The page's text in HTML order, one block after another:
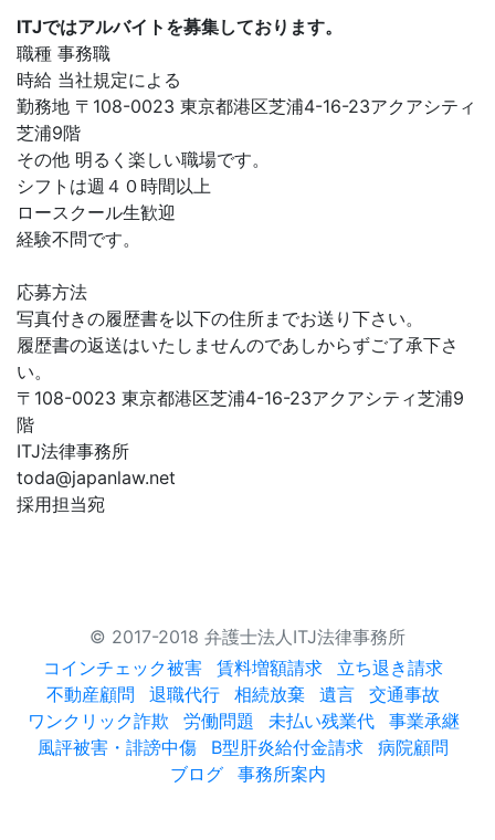
ITJではアルバイトを募集しております。
職種 事務職
時給 当社規定による
勤務地 〒108-0023 東京都港区芝浦4-16-23アクアシティ
芝浦9階
その他 明るく楽しい職場です。
シフトは週４０時間以上
ロースクール生歓迎
経験不問です。
応募方法
写真付きの履歴書を以下の住所までお送り下さい。
履歴書の返送はいたしませんのであしからずご了承下さ
い。
〒108-0023 東京都港区芝浦4-16-23アクアシティ芝浦9
階
ITJ法律事務所
toda@japanlaw.net
採用担当宛
© 2017-2018 弁護士法人ITJ法律事務所
コインチェック被害
賃料増額請求
立ち退き請求
不動産顧問
退職代行 相続放棄 遺言
交通事故
ワンクリック詐欺
労働問題 未払い残業代
事業承継
風評被害・誹謗中傷
B型肝炎給付金請求
病院顧問
ブログ
事務所案内